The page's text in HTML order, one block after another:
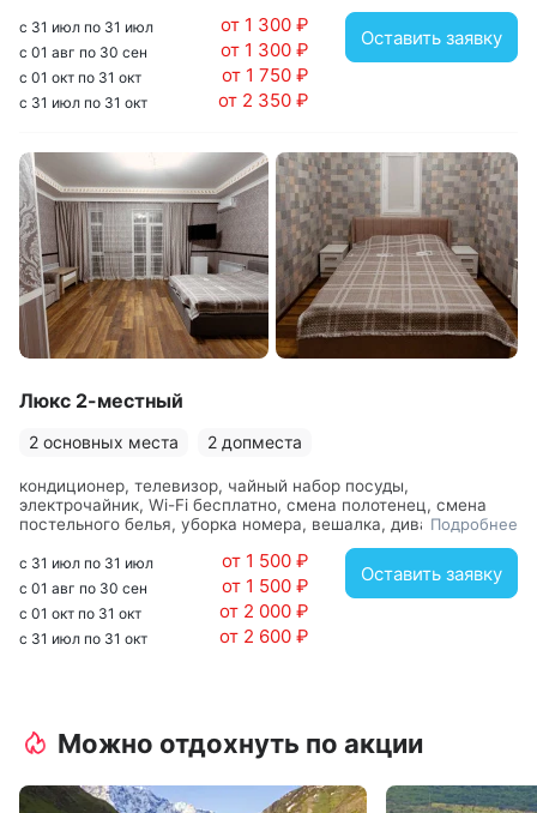
стулья, шкаф, с душем, фен
с 31 июл по 31 июл от 1 300 ₽
с 01 авг по 30 сен от 1 300 ₽
с 01 окт по 31 окт от 1 750 ₽
с 31 июл по 31 окт от 2 350 ₽
Оставить заявку
Люкс 2-местный
2 основных места 2 допместа
кондиционер, телевизор, чайный набор посуды,
электрочайник, Wi-Fi бесплатно, смена полотенец, смена
постельного белья, уборка номера, вешалка, диван, зеркало,
шкаф, с душем, фен
Подробнее
с 31 июл по 31 июл от 1 500 ₽
с 01 авг по 30 сен от 1 500 ₽
с 01 окт по 31 окт от 2 000 ₽
с 31 июл по 31 окт от 2 600 ₽
Оставить заявку
Можно отдохнуть по акции